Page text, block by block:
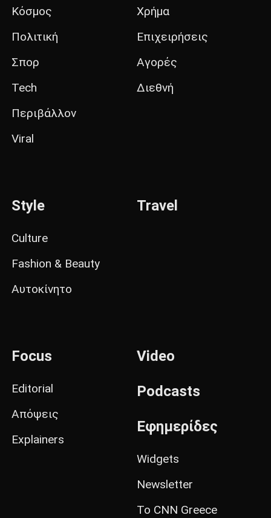
Κόσμος
Πολιτική
Σπορ
Tech
Περιβάλλον
Viral
Χρήμα
Επιχειρήσεις
Αγορές
Διεθνή
Style
Culture
Fashion & Beauty
Αυτοκίνητο
Travel
Focus
Editorial
Απόψεις
Explainers
Video
Podcasts
Εφημερίδες
Widgets
Newsletter
Το CNN Greece